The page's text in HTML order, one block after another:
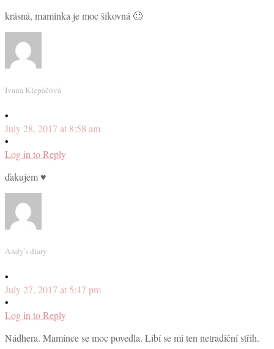
krásná, maminka je moc šikovná 🙂
Ivana Klepáčová
•
July 28, 2017 at 8:58 am
•
Log in to Reply
ďakujem ♥
Andy's diary
•
July 27, 2017 at 5:47 pm
•
Log in to Reply
Nádhera. Mamince se moc povedla. Líbí se mi ten netradiční střih.